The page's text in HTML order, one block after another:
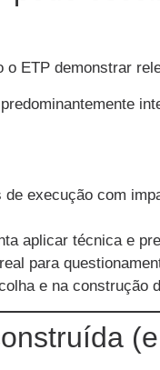
ETP demonstrar
execução com
aplicar técnica e
para
e na construção